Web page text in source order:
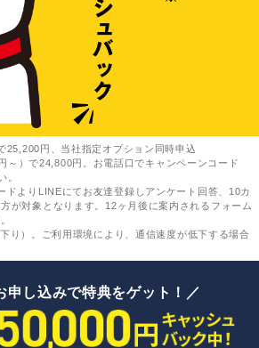
円、当社指定オプション同時申込
～）で24,800円。お電話口でキャンペーンコード
。
よりLINEにてお友達登録しアンケート回答、10カ
が対象となります。12ヶ月後に案内されるフォーム
り）。ご利用環境により、通信速度が低下する場合
申し込みで特典をゲット！／